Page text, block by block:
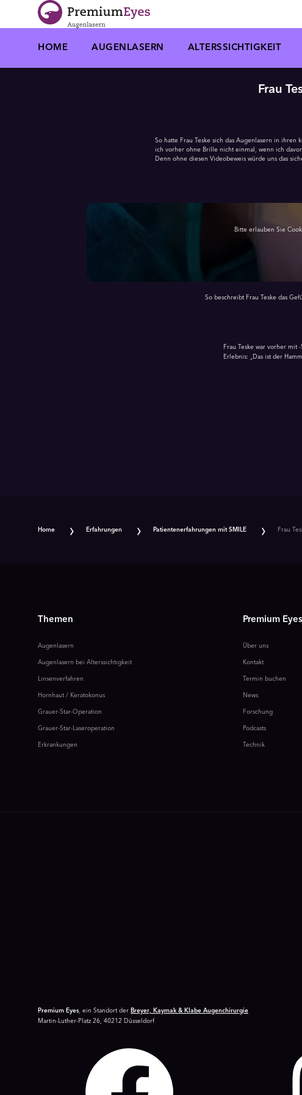
Zur Navigation springen
Zum Inhalt springen
HOME AUGENLASERN ALTERSSICHTIGKEIT
Frau
So hatte Frau Teske sich das Augenlasern in
ich vorher ohne Brille nicht einmal, wenn ich
Denn ohne diesen Videobeweis würde uns das
Bitte erlauben Sie
So beschreibt Frau Teske das
Frau Teske war vorher mit
Erlebnis: „Das ist der
Home Erfahrungen Patientenerfahrungen mit SMILE Frau
Themen
Augenlasern
Augenlasern bei Alterssichtigkeit
Linsenverfahren
Hornhaut / Keratokonus
Grauer-Star-Operation
Grauer-Star-Laseroperation
Erkrankungen
Premium Eyes
Über uns
Kontakt
Termin buchen
News
Forschung
Podcasts
Technik
Premium Eyes, ein Standort der Breyer, Kaymak & Klabe Augenchirurgie
Martin-Luther-Platz 26, 40212 Düsseldorf